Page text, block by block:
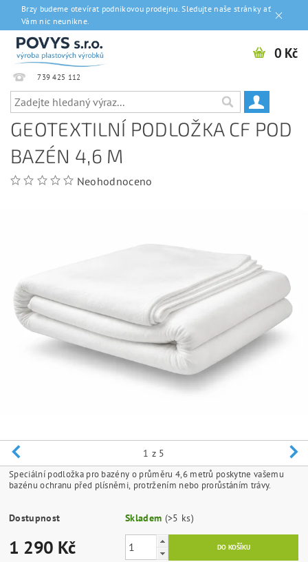
Brzy budeme otevírat podnikovou prodejnu. Sledujte naše stránky ať
Vám nic neunikne.
739 425 112
0 Kč
GEOTEXTILNÍ PODLOŽKA CF POD
BAZÉN 4,6 M
Neohodnoceno
1 z 5
Speciální podložka pro bazény o průměru 4,6 metrů poskytne vašemu
bazénu ochranu před plísněmi, protržením nebo prorůstáním trávy.
Dostupnost Skladem (>5 ks)
1 290 Kč